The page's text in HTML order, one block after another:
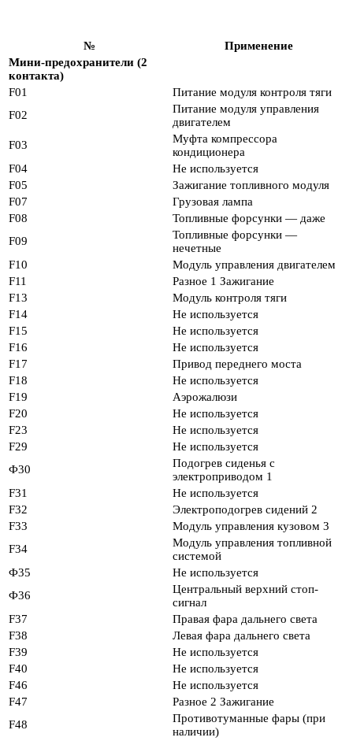
№
Применение
Мини-предохранители (2
контакта)
F01
Питание модуля контроля тяги
F02
Питание модуля управления
двигателем
F03
Муфта компрессора
кондиционера
F04
Не используется
F05
Зажигание топливного модуля
F07
Грузовая лампа
F08
Топливные форсунки — даже
F09
Топливные форсунки —
нечетные
F10
Модуль управления двигателем
F11
Разное 1 Зажигание
F13
Модуль контроля тяги
F14
Не используется
F15
Не используется
F16
Не используется
F17
Привод переднего моста
F18
Не используется
F19
Аэрожалюзи
F20
Не используется
F23
Не используется
F29
Не используется
Ф30
Подогрев сиденья с
электроприводом 1
F31
Не используется
F32
Электроподогрев сидений 2
F33
Модуль управления кузовом 3
F34
Модуль управления топливной
системой
Ф35
Не используется
Ф36
Центральный верхний стоп-
сигнал
F37
Правая фара дальнего света
F38
Левая фара дальнего света
F39
Не используется
F40
Не используется
F46
Не используется
F47
Разное 2 Зажигание
F48
Противотуманные фары (при
наличии)